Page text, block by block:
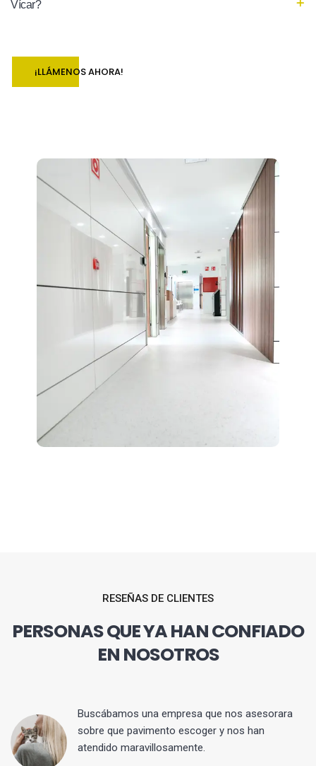
Vícar?
¡LLÁMENOS AHORA!
RESEÑAS DE CLIENTES
PERSONAS QUE YA HAN CONFIADO
EN NOSOTROS
Buscábamos una empresa que nos asesorara
sobre que pavimento escoger y nos han
atendido maravillosamente.